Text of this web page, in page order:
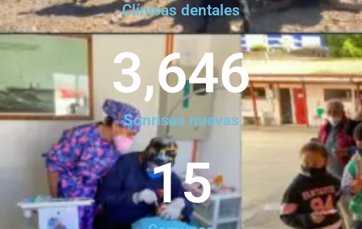
Clínicas dentales
Sonrisas nuevas
3,646
15